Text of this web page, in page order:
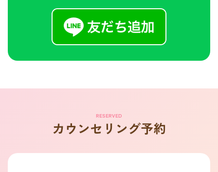
RESERVED
カウンセリング予約